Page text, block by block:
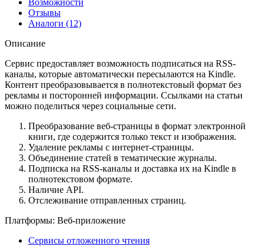
Отзывы
Аналоги (12)
Описание
Сервис предоставляет возможность подписаться на RSS-
каналы, которые автоматически пересылаются на Kindle.
Контент преобразовывается в полнотекстовый формат без
рекламы и посторонней информации. Ссылками на статьи
можно поделиться через социальные сети.
Преобразование веб-страницы в формат электронной
книги, где содержится только текст и изображения.
Удаление рекламы с интернет-страницы.
Объединение статей в тематические журналы.
Подписка на RSS-каналы и доставка их на Kindle в
полнотекстовом формате.
Наличие API.
Отслеживание отправленных страниц.
Платформы: Веб-приложение
Сервисы отложенного чтения